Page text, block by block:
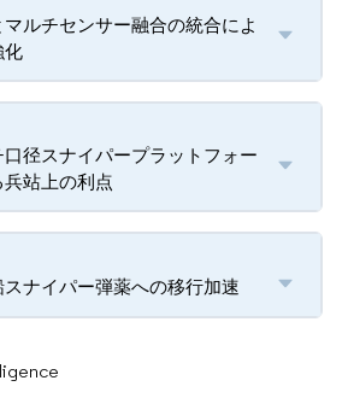
ルチセンサー融合の統合によ
化
径スナイパープラットフォー
站上の利点
ナイパー弾薬への移行加速